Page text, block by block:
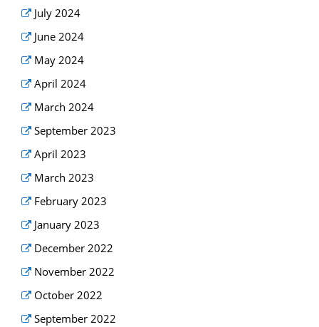
July 2024
June 2024
May 2024
April 2024
March 2024
September 2023
April 2023
March 2023
February 2023
January 2023
December 2022
November 2022
October 2022
September 2022